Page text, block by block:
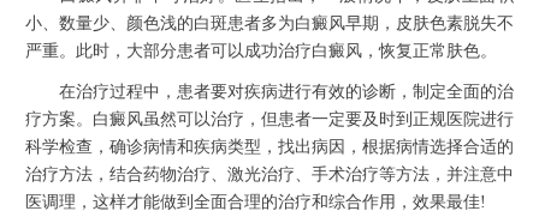
小、数量少、颜色浅的白斑患者多为白癜风早期，皮肤色素脱失不
严重。此时，大部分患者可以成功治疗白癜风，恢复正常肤色。
在治疗过程中，患者要对疾病进行有效的诊断，制定全面的治
疗方案。白癜风虽然可以治疗，但患者一定要及时到正规医院进行
科学检查，确诊病情和疾病类型，找出病因，根据病情选择合适的
治疗方法，结合药物治疗、激光治疗、手术治疗等方法，并注意中
医调理，这样才能做到全面合理的治疗和综合作用，效果最佳!